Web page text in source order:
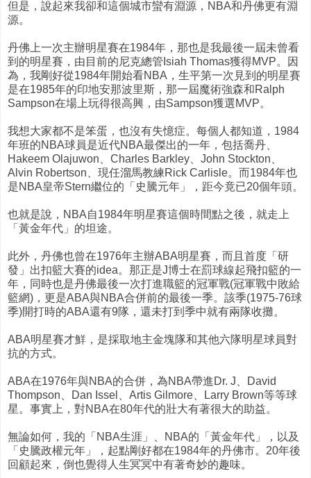
但是，說起來我卻和這個城市蠻有淵源，NBA和丹佛更有淵
源。
丹佛上一次主辦明星賽在1984年，那也是我最後一屆未曾看
到的明星賽，由目前的尼克總管Isiah Thomas獲得MVP。因
為，我剛好從1984年開始看NBA，生平第一次見到的明星賽
是在1985年的印地安那波里斯，那一屆魔術強森和Ralph
Sampson在場上玩得很高興，由Sampson獲選MVP。
我想大家都不是笨蛋，也沒有失憶症。每個人都知道，1984
年班的NBA球員是近代NBA最傑出的一年，包括喬丹、
Hakeem Olajuwon、Charles Barkley、John Stockton、
Alvin Robertson、現任溜馬教練Rick Carlisle。而1984年也
是NBA皇帝Stern繼位的「史騰元年」，距今竟已20個年頭。
也就是說，NBA自1984年明星賽這個時間點之後，就走上
「黃金年代」的坦途。
此外，丹佛也曾在1976年主辦ABA明星賽，而且首度「研
發」出扣籃大賽的idea。那正是J博士在罰球線起飛扣籃的一
年，同時也是丹佛最後一次打進職籃的冠軍戰(冠軍戰中敗給
籃網)，更是ABA與NBA合併前的最後一季。該季(1975-76球
季)開打時的ABA還有9隊，還未打到季中就有兩隊收攤。
ABA明星賽才鮮，是採取地主金塊隊和其他六隊明星球員對
抗的方式。
ABA在1976年與NBA的合併，為NBA帶進Dr. J、David
Thompson、Dan Issel、Artis Gilmore、Larry Brown等等球
星。事實上，對NBA在80年代的壯大有著很大的助益。
無論如何，我的「NBA生涯」、NBA的「黃金年代」，以及
「史騰政權元年」，起點剛好都在1984年的丹佛市。20年後
回顧起來，倒也覺得人生冥冥中有著奇妙的趣味。